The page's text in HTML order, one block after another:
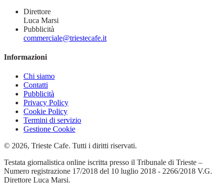
Direttore
Luca Marsi
Pubblicità
commerciale@triestecafe.it
Informazioni
Chi siamo
Contatti
Pubblicità
Privacy Policy
Cookie Policy
Termini di servizio
Gestione Cookie
© 2026, Trieste Cafe. Tutti i diritti riservati.
Testata giornalistica online iscritta presso il Tribunale di Trieste –
Numero registrazione 17/2018 del 10 luglio 2018 - 2266/2018 V.G.
Direttore Luca Marsi.